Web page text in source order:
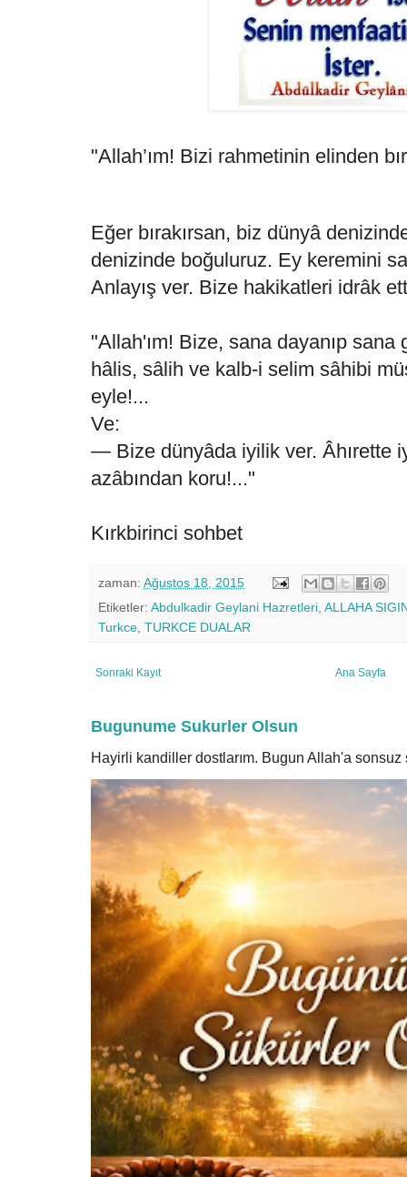
"Allah’ım! Bizi rahmetinin elinden
Eğer bırakırsan, biz dünyâ
denizinde boğuluruz. Ey keremini
Anlayış ver. Bize hakikatleri idrâk
"Allah'ım! Bize, sana dayanıp
hâlis, sâlih ve kalb-i selim sâhibi
eyle!...
Ve:
— Bize dünyâda iyilik ver. Âhırette
azâbından koru!..."
Kırkbirinci sohbet
zaman: Ağustos 18, 2015
Etiketler: Abdulkadir Geylani Hazretleri ALLAHA
Turkce TURKCE DUALAR
Sonraki Kayıt Ana Sayfa
Bugunume Sukurler Olsun
Hayirli kandiller dostlarım. Bugun Allah'a